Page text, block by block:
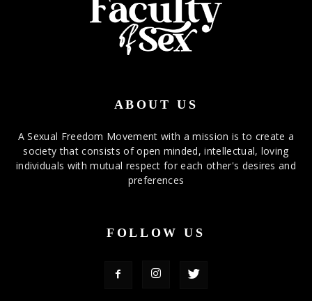
ABOUT US
A Sexual Freedom Movement with a mission is to create a
society that consists of open minded, intellectual, loving
individuals with mutual respect for each other's desires and
preferences
FOLLOW US